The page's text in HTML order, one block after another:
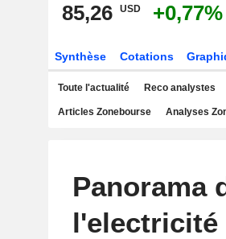
85,26 USD +0,77%
Synthèse Cotations
Toute l'actualité Reco analystes
Articles Zonebourse Analyses
Panorama
l'electricité